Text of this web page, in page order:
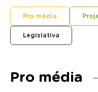
Pro média
Legislativa
Pro média